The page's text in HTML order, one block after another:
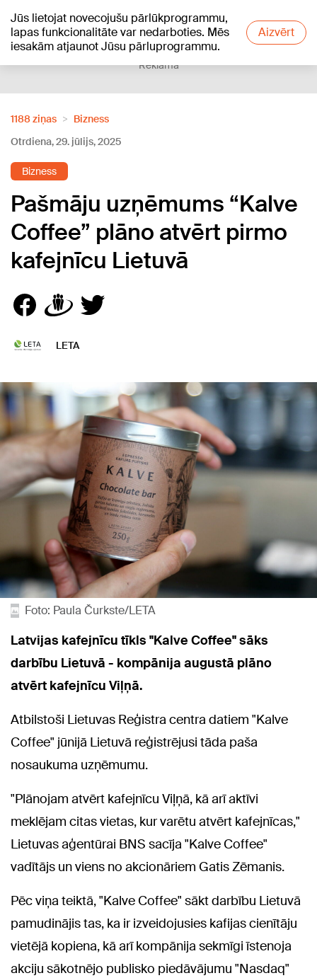
Jūs lietojat novecojušu pārlūkprogrammu,
lapas funkcionalitāte var nedarboties. Mēs
iesakām atjaunot Jūsu pārluprogrammu.
Aizvērt
+21°C
Reklāma
1188 ziņas
Bizness
Otrdiena, 29. jūlijs, 2025
Bizness
Pašmāju uzņēmums “Kalve
Coffee” plāno atvērt pirmo
kafejnīcu Lietuvā
LETA
Foto: Paula Čurkste/LETA
Latvijas kafejnīcu tīkls "Kalve Coffee" sāks
darbību Lietuvā - kompānija augustā plāno
atvērt kafejnīcu Viļņā.
Atbilstoši Lietuvas Reģistra centra datiem "Kalve
Coffee" jūnijā Lietuvā reģistrējusi tāda paša
nosaukuma uzņēmumu.
"Plānojam atvērt kafejnīcu Viļņā, kā arī aktīvi
meklējam citas vietas, kur varētu atvērt kafejnīcas,"
Lietuvas aģentūrai BNS sacīja "Kalve Coffee"
vadītājs un viens no akcionāriem Gatis Zēmanis.
Pēc viņa teiktā, "Kalve Coffee" sākt darbību Lietuvā
pamudinājis tas, ka ir izveidojusies kafijas cienītāju
vietējā kopiena, kā arī kompānija sekmīgi īstenoja
akciju sākotnējo publisko piedāvājumu "Nasdaq"